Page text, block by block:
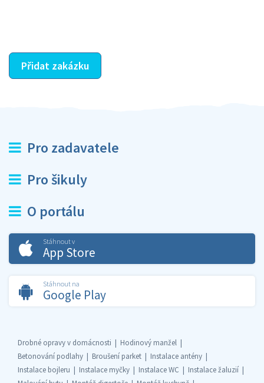
Přidat zakázku
Pro zadavatele
Pro šikuly
O portálu
Stáhnout v
App Store
Stáhnout na
Google Play
Drobné opravy v domácnosti
Hodinový manžel
Betonování podlahy
Broušení parket
Instalace antény
Instalace bojleru
Instalace myčky Instalace WC
Instalace žaluzií